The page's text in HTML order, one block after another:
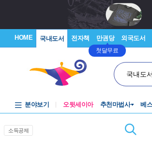
HOME 국내도서 전자책 만권당
첫달무료
외국도서
국내도
분야보기 오뒷세이아 추천마법사 베
소득공제